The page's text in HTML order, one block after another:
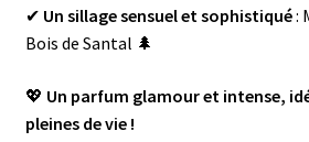
✔ Un sillage sensuel et sophistiqué:
Bois de Santal 🌲
💖 Un parfum glamour et intense,
pleines de vie !